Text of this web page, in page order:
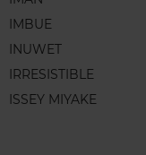
IMBUE
INUWET
IRRESISTIBLE
ISSEY MIYAKE